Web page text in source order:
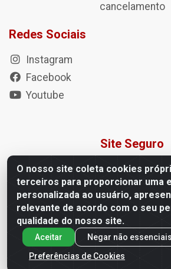
O nosso site coleta cookies
terceiros para proporcionar uma
personalizada ao usuário,
relevante de acordo com o seu
qualidade do nosso site.
Aceitar
Negar não essenciais
Preferências de Cookies
cancelamento
Redes Sociais
Instagram
Facebook
Youtube
Site Seguro
Formas de